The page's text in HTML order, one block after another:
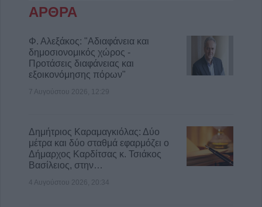
ΑΡΘΡΑ
Φ. Αλεξάκος: "Αδιαφάνεια και
δημοσιονομικός χώρος -
Προτάσεις διαφάνειας και
εξοικονόμησης πόρων"
7 Αυγούστου 2026, 12:29
Δημήτριος Καραμαγκιόλας: Δύο
μέτρα και δύο σταθμά εφαρμόζει ο
Δήμαρχος Καρδίτσας κ. Τσιάκος
Βασίλειος, στην…
4 Αυγούστου 2026, 20:34